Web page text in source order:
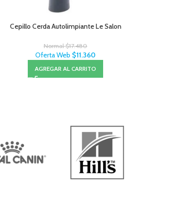
Cepillo Cerda Autolimpiante Le Salon
Normal$17.480
Oferta Web $11.360
AGREGAR AL CARRITO